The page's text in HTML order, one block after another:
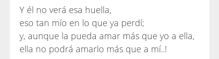
Y él no verá esa huella,
eso tan mío en lo que ya perdí;
y, aunque la pueda amar más que yo a ella,
ella no podrá amarlo más que a mí..!